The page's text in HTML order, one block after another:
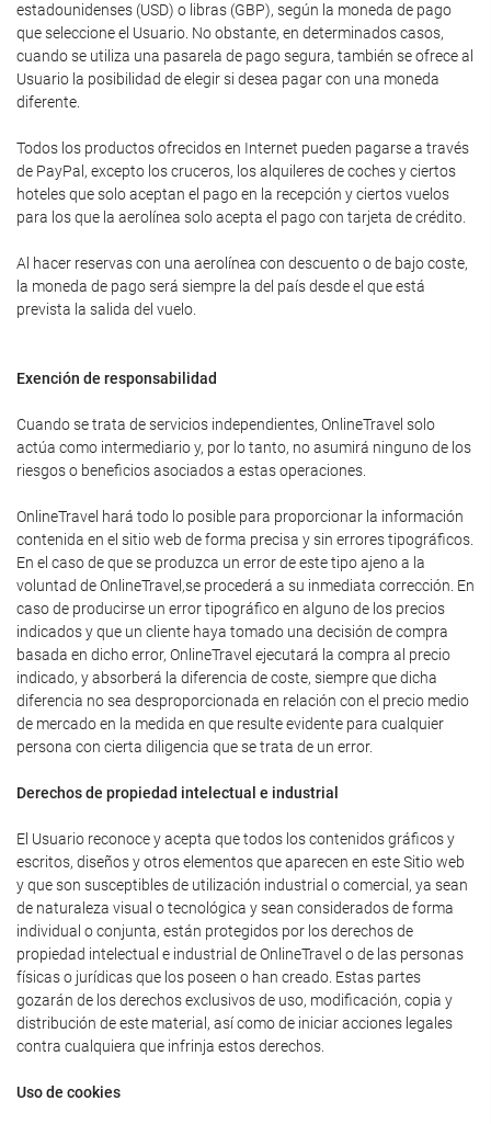
estadounidenses (USD) o libras (GBP), según la moneda de pago
que seleccione el Usuario. No obstante, en determinados casos,
cuando se utiliza una pasarela de pago segura, también se ofrece al
Usuario la posibilidad de elegir si desea pagar con una moneda
diferente.
Todos los productos ofrecidos en Internet pueden pagarse a través
de PayPal, excepto los cruceros, los alquileres de coches y ciertos
hoteles que solo aceptan el pago en la recepción y ciertos vuelos
para los que la aerolínea solo acepta el pago con tarjeta de crédito.
Al hacer reservas con una aerolínea con descuento o de bajo coste,
la moneda de pago será siempre la del país desde el que está
prevista la salida del vuelo.
Exención de responsabilidad
Cuando se trata de servicios independientes, OnlineTravel solo
actúa como intermediario y, por lo tanto, no asumirá ninguno de los
riesgos o beneficios asociados a estas operaciones.
OnlineTravel hará todo lo posible para proporcionar la información
contenida en el sitio web de forma precisa y sin errores tipográficos.
En el caso de que se produzca un error de este tipo ajeno a la
voluntad de OnlineTravel,se procederá a su inmediata corrección. En
caso de producirse un error tipográfico en alguno de los precios
indicados y que un cliente haya tomado una decisión de compra
basada en dicho error, OnlineTravel ejecutará la compra al precio
indicado, y absorberá la diferencia de coste, siempre que dicha
diferencia no sea desproporcionada en relación con el precio medio
de mercado en la medida en que resulte evidente para cualquier
persona con cierta diligencia que se trata de un error.
Derechos de propiedad intelectual e industrial
El Usuario reconoce y acepta que todos los contenidos gráficos y
escritos, diseños y otros elementos que aparecen en este Sitio web
y que son susceptibles de utilización industrial o comercial, ya sean
de naturaleza visual o tecnológica y sean considerados de forma
individual o conjunta, están protegidos por los derechos de
propiedad intelectual e industrial de OnlineTravel o de las personas
físicas o jurídicas que los poseen o han creado. Estas partes
gozarán de los derechos exclusivos de uso, modificación, copia y
distribución de este material, así como de iniciar acciones legales
contra cualquiera que infrinja estos derechos.
Uso de cookies